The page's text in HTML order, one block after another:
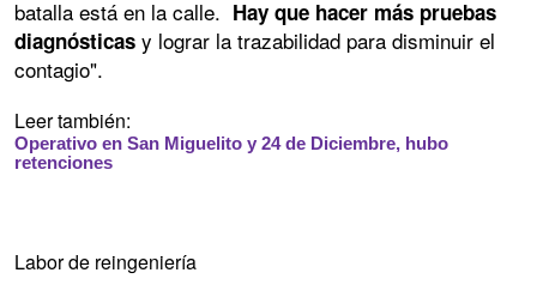
batalla está en la calle. Hay que hacer más pruebas
diagnósticas y lograr la trazabilidad para disminuir el
contagio".
Leer también:
Operativo en San Miguelito y 24 de Diciembre, hubo
retenciones
Labor de reingeniería